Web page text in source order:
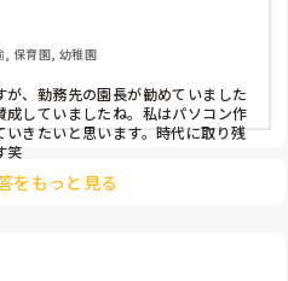
, 保育園, 幼稚園
、勤務先の園長が勧めていました
成していましたね。私はパソコン作
いきたいと思います。時代に取り残
笑
をもっと見る